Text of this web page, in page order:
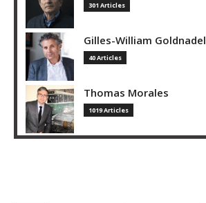
301 Articles
Gilles-William Goldnadel
40 Articles
Thomas Morales
1019 Articles